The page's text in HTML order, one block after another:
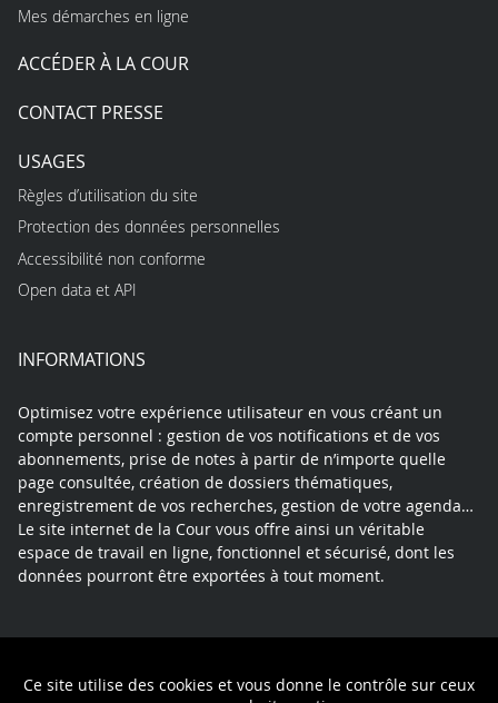
Ce site utilise des cookies et vous donne le contrôle sur ceux
Mes démarches en ligne
ACCÉDER À LA COUR
CONTACT PRESSE
USAGES
Règles d’utilisation du site
Protection des données personnelles
Accessibilité non conforme
Open data et API
INFORMATIONS
Optimisez votre expérience utilisateur en vous créant un
compte personnel : gestion de vos notifications et de vos
abonnements, prise de notes à partir de n’importe quelle
page consultée, création de dossiers thématiques,
enregistrement de vos recherches, gestion de votre agenda…
Le site internet de la Cour vous offre ainsi un véritable
espace de travail en ligne, fonctionnel et sécurisé, dont les
données pourront être exportées à tout moment.
Politique de confidentialité